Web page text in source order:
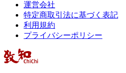
運営会社
特定商取引法に基づく表記
利用規約
プライバシーポリシー